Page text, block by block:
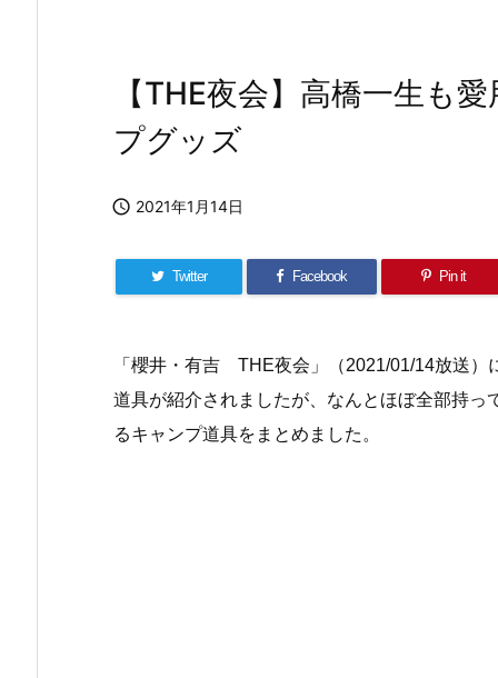
【THE夜会】高橋一生も
プグッズ
 2021年1月14日
Twitter Facebook Pin it
「櫻井・有吉 THE夜会」（2021/01/14放送）
道具が紹介されましたが、なんとほぼ全部持っ
るキャンプ道具をまとめました。